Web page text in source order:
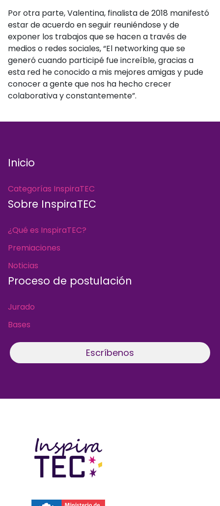
Por otra parte, Valentina, finalista de 2018 manifestó
estar de acuerdo en seguir reuniéndose y de
exponer los trabajos que se hacen a través de
medios o redes sociales, “El networking que se
generó cuando participé fue increíble, gracias a
esta red he conocido a mis mejores amigas y pude
conocer a gente que nos ha hecho crecer
colaborativa y constantemente”.
Inicio
Categorías InspiraTEC
Sobre InspiraTEC
¿Qué es InspiraTEC?
Premiaciones
Noticias
Proceso de postulación
Jurado
Bases
Escríbenos